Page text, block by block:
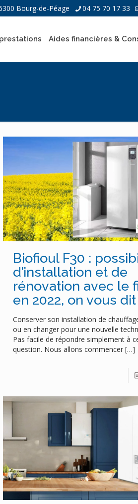
Bourg-de-Péage 04 75 70 17 33
Aides financières &
Biofioul F30 :
d’installation et de
rénovation avec le
en 2022, on vous
Conserver son installation de
ou en changer pour une nouvelle
Pas facile de répondre simplement à
question. Nous allons commencer[…]